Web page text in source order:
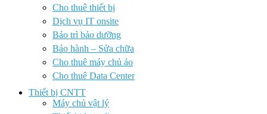
Cho thuê thiết bị
Dịch vụ IT onsite
Bảo trì bảo dưỡng
Bảo hành – Sửa chữa
Cho thuê máy chủ ảo
Cho thuê Data Center
Thiết bị CNTT
Máy chủ vật lý